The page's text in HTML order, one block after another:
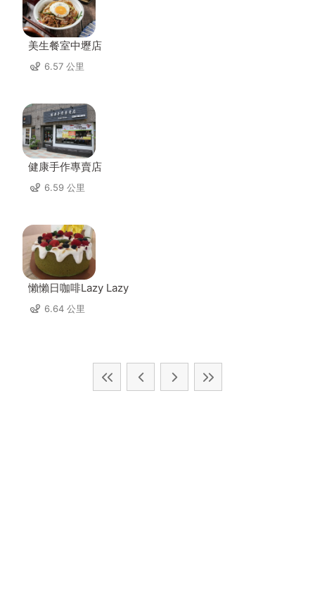
美生餐室中壢店
6.57 公里
健康手作專賣店
6.59 公里
懶懶日咖啡Lazy Lazy
6.64 公里